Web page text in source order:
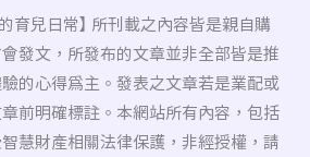
育兒日常】 所刊載之內容皆是親自購
發文，所發布的文章並非全部皆是推
的心得為主。發表之文章若是業配或
前明確標註。本網站所有內容，包括
慧財產相關法律保護，非經授權，請